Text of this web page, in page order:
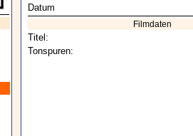
Datum
Filmdaten
Titel:
Tonspuren: